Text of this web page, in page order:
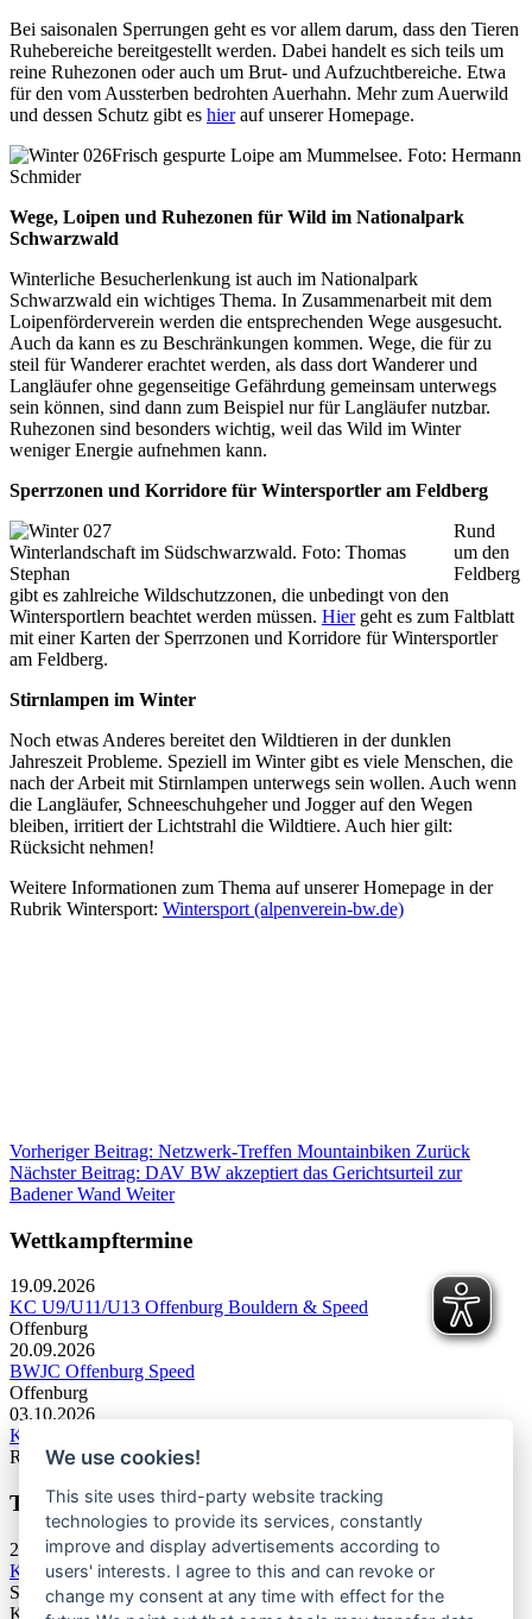
Bei saisonalen Sperrungen geht es vor allem darum, dass den Tieren
Ruhebereiche bereitgestellt werden. Dabei handelt es sich teils um
reine Ruhezonen oder auch um Brut- und Aufzuchtbereiche. Etwa
für den vom Aussterben bedrohten Auerhahn. Mehr zum Auerwild
und dessen Schutz gibt es hierauf unserer Homepage.
Frisch gespurte Loipe am Mummelsee. Foto: Hermann
Schmider
Wege, Loipen und Ruhezonen für Wild im Nationalpark
Schwarzwald
Winterliche Besucherlenkung ist auch im Nationalpark
Schwarzwald ein wichtiges Thema. In Zusammenarbeit mit dem
Loipenförderverein werden die entsprechenden Wege ausgesucht.
Auch da kann es zu Beschränkungen kommen. Wege, die für zu
steil für Wanderer erachtet werden, als dass dort Wanderer und
Langläufer ohne gegenseitige Gefährdung gemeinsam unterwegs
sein können, sind dann zum Beispiel nur für Langläufer nutzbar.
Ruhezonen sind besonders wichtig, weil das Wild im Winter
weniger Energie aufnehmen kann.
Sperrzonen und Korridore für Wintersportler am Feldberg
Winterlandschaft im Südschwarzwald. Foto: Thomas
Stephan
Rund
um den
Feldberg
gibt es zahlreiche Wildschutzzonen, die unbedingt von den
Wintersportlern beachtet werden müssen. Hiergeht es zum Faltblatt
mit einer Karten der Sperrzonen und Korridore für Wintersportler
am Feldberg.
Stirnlampen im Winter
Noch etwas Anderes bereitet den Wildtieren in der dunklen
Jahreszeit Probleme. Speziell im Winter gibt es viele Menschen, die
nach der Arbeit mit Stirnlampen unterwegs sein wollen. Auch wenn
die Langläufer, Schneeschuhgeher und Jogger auf den Wegen
bleiben, irritiert der Lichtstrahl die Wildtiere. Auch hier gilt:
Rücksicht nehmen!
Weitere Informationen zum Thema auf unserer Homepage in der
Rubrik Wintersport: Wintersport (alpenverein-bw.de)
Vorheriger Beitrag: Netzwerk-Treffen Mountainbiken Zurück
Nächster Beitrag: DAV BW akzeptiert das Gerichtsurteil zur
Badener Wand Weiter
Wettkampftermine
19.09.2026
KC U9/U11/U13 Offenburg Bouldern & Speed
Offenburg
20.09.2026
BWJC Offenburg Speed
Offenburg
03.10.2026
KC U13 Rottweil Toprope & Speed
Rottweil
Termine Bergsport & Naturschutz
28.11.2026
Kletterforum 2026
Stuttgart
Kategorie: Tagung
We use cookies!
This site uses third-party website tracking
technologies to provide its services, constantly
improve and display advertisements according to
users' interests. I agree to this and can revoke or
change my consent at any time with effect for the